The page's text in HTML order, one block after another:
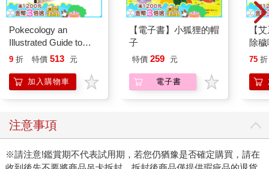
Pokecology an
Illustrated Guide to
Pokemon Ecology
Press)
9 折 特價 513 元
加入購物車
【電子書】小狐狸的帽
子
特價 259 元
電子書
【
除
平安
另
75 折
注意事項
※請注意!鑑賞期不代表試用期，若您仍猶豫是否確定購買，請在